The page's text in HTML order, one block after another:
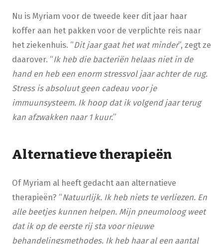
Nu is Myriam voor de tweede keer dit jaar haar
koffer aan het pakken voor de verplichte reis naar
het ziekenhuis. “Dit jaar gaat het wat minder”, zegt ze
daarover. “Ik heb die bacteriën helaas niet in de
hand en heb een enorm stressvol jaar achter de rug.
Stress is absoluut geen cadeau voor je
immuunsysteem. Ik hoop dat ik volgend jaar terug
kan afzwakken naar 1 kuur.”
Alternatieve therapieën
Of Myriam al heeft gedacht aan alternatieve
therapieën? “Natuurlijk. Ik heb niets te verliezen. En
alle beetjes kunnen helpen. Mijn pneumoloog weet
dat ik op de eerste rij sta voor nieuwe
behandelingsmethodes. Ik heb haar al een aantal